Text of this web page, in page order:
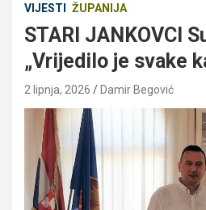
VIJESTI ŽUPANIJA
STARI JANKOVCI
„Vrijedilo je svake
2 lipnja, 2026 Damir Begović